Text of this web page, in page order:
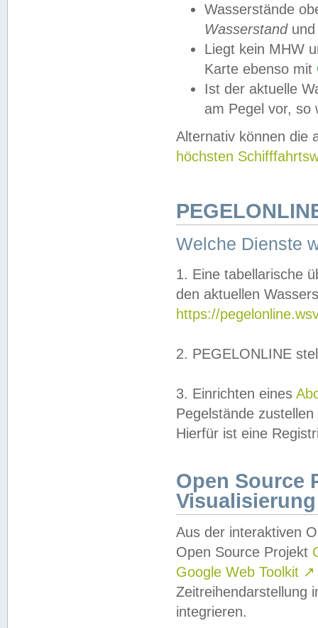
Wasserstände
Wasserstandund
Liegt kein MHW
Karte ebenso mit
Ist der aktuelle
am Pegel vor,
Alternativ können die
höchsten
Welche Dienste
1. Eine tabellarische
den aktuellen
https://
2. PEGELONLINE
3. Einrichten eines
Pegelstände
Hierfür ist eine
Open Source
Visualisierung
Aus der interaktiven
Open Source Projekt
Google Web Toolkit ↗
Zeitreihendarstellung
integrieren.